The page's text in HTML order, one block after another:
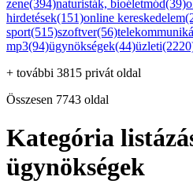
zene(394)naturisták, bioéletmód(39)
hirdetések(151)online
sport(515)szoftver(56)
mp3(94)ügynökségek(44)
+ további 3815 privát oldal
Összesen 7743 oldal
Kategória
ügynökségek